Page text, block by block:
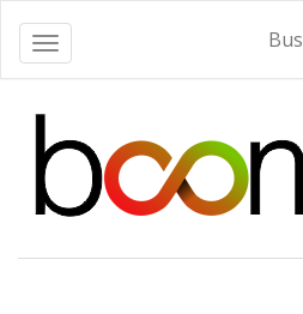
Alternar navegación